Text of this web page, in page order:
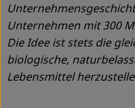
Unternehmen mit 300
Die Idee ist stets die
biologische,
Lebensmittel